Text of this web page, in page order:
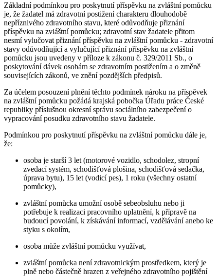
Základní podmínkou pro poskytnutí příspěvku na zvláštní pomůcku
je, že žadatel má zdravotní postižení charakteru dlouhodobě
nepříznivého zdravotního stavu, které odůvodňuje přiznání
příspěvku na zvláštní pomůcku; zdravotní stav žadatele přitom
nesmí vylučovat přiznání příspěvku na zvláštní pomůcku - zdravotní
stavy odůvodňující a vylučující přiznání příspěvku na zvláštní
pomůcku jsou uvedeny v příloze k zákonu č. 329/2011 Sb., o
poskytování dávek osobám se zdravotním postižením a o změně
souvisejících zákonů, ve znění pozdějších předpisů.
Za účelem posouzení plnění těchto podmínek nároku na příspěvek
na zvláštní pomůcku požádá krajská pobočka Úřadu práce České
republiky příslušnou okresní správu sociálního zabezpečení o
vypracování posudku zdravotního stavu žadatele.
Podmínkou pro poskytnutí příspěvku na zvláštní pomůcku dále je,
že:
osoba je starší 3 let (motorové vozidlo, schodolez, stropní
zvedací systém, schodišťová plošina, schodišťová sedačka,
úprava bytu), 15 let (vodicí pes), 1 roku (všechny ostatní
pomůcky),
zvláštní pomůcka umožní osobě sebeobsluhu nebo ji
potřebuje k realizaci pracovního uplatnění, k přípravě na
budoucí povolání, k získávání informací, vzdělávání anebo ke
styku s okolím,
osoba může zvláštní pomůcku využívat,
zvláštní pomůcka není zdravotnickým prostředkem, který je
plně nebo částečně hrazen z veřejného zdravotního pojištění